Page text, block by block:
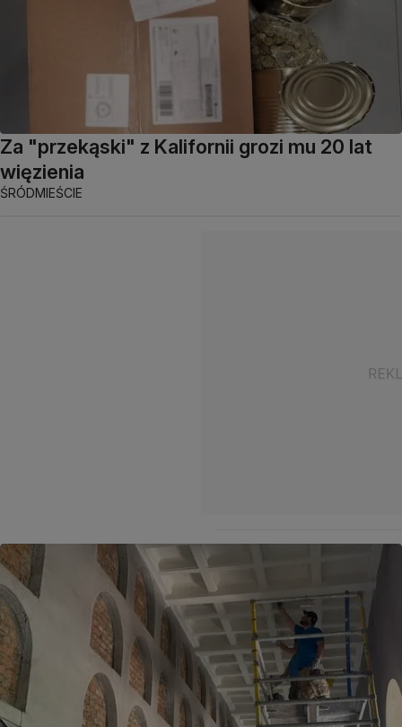
Za "przekąski" z Kalifornii grozi mu 20 lat
więzienia
ŚRÓDMIEŚCIE